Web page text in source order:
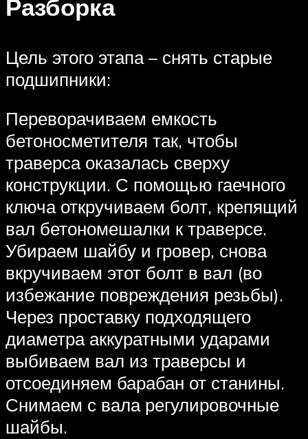
Разборка
Цель этого этапа – снять старые
подшипники:
Переворачиваем емкость
бетоносметителя так, чтобы
траверса оказалась сверху
конструкции. С помощью гаечного
ключа откручиваем болт, крепящий
вал бетономешалки к траверсе.
Убираем шайбу и гровер, снова
вкручиваем этот болт в вал (во
избежание повреждения резьбы).
Через проставку подходящего
диаметра аккуратными ударами
выбиваем вал из траверсы и
отсоединяем барабан от станины.
Снимаем с вала регулировочные
шайбы.